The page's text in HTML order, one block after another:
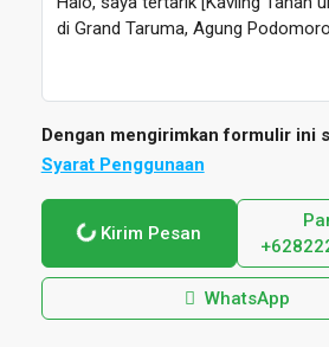
Dengan mengirimkan formulir ini
Syarat Penggunaan
Kirim Pesan
WhatsApp